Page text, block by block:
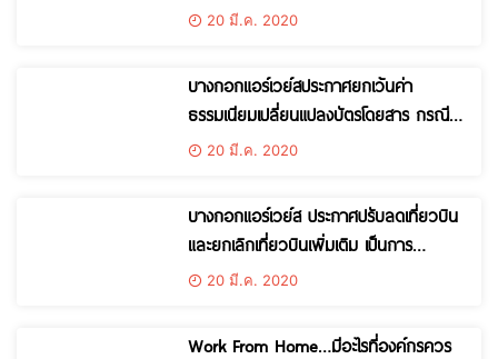
ระบาด20 มี.ค. 2020
บางกอกแอร์เวย์สประกาศยกเว้นค่า
ธรรมเนียมเปลี่ยนแปลงบัตรโดยสาร กรณี
ยกเลิกสงกรานต์
20 มี.ค. 2020
บางกอกแอร์เวย์ส ประกาศปรับลดเที่ยวบิน
และยกเลิกเที่ยวบินเพิ่มเติม เป็นการ
ชั่วคราว
20 มี.ค. 2020
Work From Home…มีอะไรที่องค์กรควร